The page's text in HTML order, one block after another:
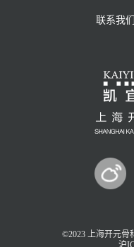
联系我们
©2023 上海开元骨
沪